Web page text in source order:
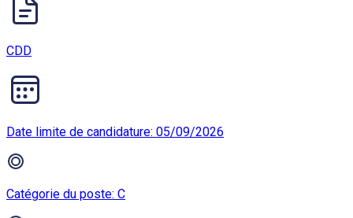
CDD
Date limite de candidature: 05/09/2026
Catégorie du poste: C